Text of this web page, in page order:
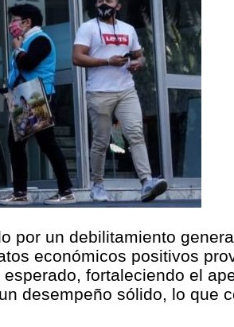
por un debilitamiento
económicos positivos
fortaleciendo el
desempeño sólido, lo que